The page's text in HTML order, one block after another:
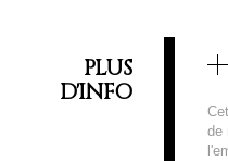
PLUS
D'INFO
de